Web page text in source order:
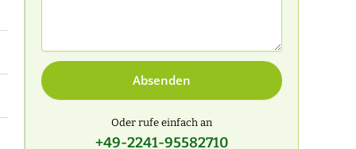
Absenden
Oder rufe einfach an
+49-2241-95582710